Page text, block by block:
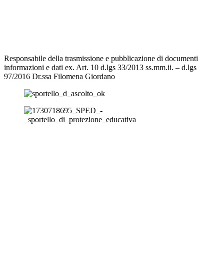
Responsabile della trasmissione e pubblicazione di documenti
informazioni e dati ex. Art. 10 d.lgs 33/2013 ss.mm.ii. – d.lgs
97/2016 Dr.ssa Filomena Giordano